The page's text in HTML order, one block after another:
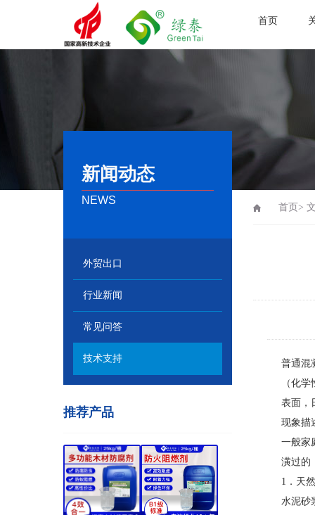
首页
新闻动态
NEWS
外贸出口
行业新闻
常见问答
技术支持
推荐产品
首页>
普通混
（化
表面，
现象描
一般家
潢过的
1．天
水泥砂